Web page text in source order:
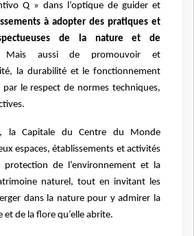
Q » dans l’optique de guider et
à adopter des pratiques et
de la nature et de
aussi de promouvoir et
la durabilité et le fonctionnement
par le respect de normes techniques,
la Capitale du Centre du Monde
espaces, établissements et activités
de l’environnement et la
naturel, tout en invitant les
dans la nature pour y admirer la
et de la flore qu’elle abrite.